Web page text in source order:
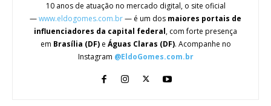
10 anos de atuação no mercado digital, o site oficial
—www.eldogomes.com.br— é um dos maiores portais de
influenciadores da capital federal, com forte presença
em Brasília (DF)e Águas Claras (DF). Acompanhe no
Instagram @EldoGomes.com.br